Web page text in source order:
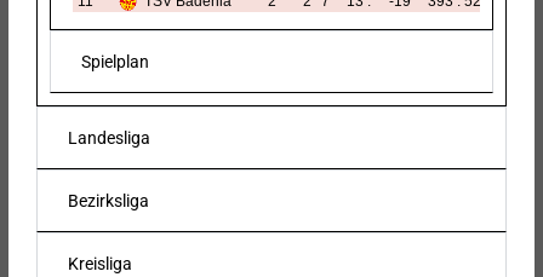
Landesliga
Bezirksliga
Kreisliga
Spielplan